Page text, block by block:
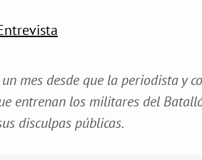
mes desde que la periodista y
entrenan los militares del
disculpas públicas.